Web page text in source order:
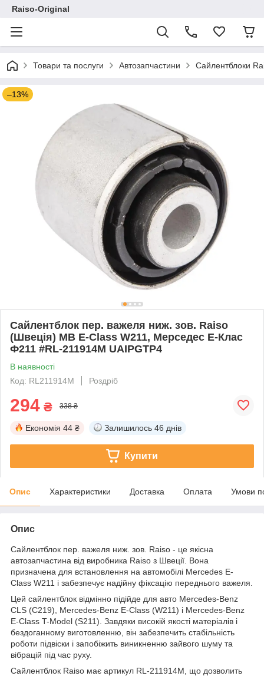
Raiso-Original
Товари та послуги Автозапчастини Сайлентблоки
–13%
Сайлентблок пер. важеля ниж. зов. Raiso
(Швеція) MB E-Class W211, Мерседес Е-Клас
Ф211 #RL-211914M UAIPGTP4
В наявності
Код: RL211914M
Роздріб
294 ₴ 338 ₴
Економія 44 ₴ Залишилось 46 днів
Купити
Опис Характеристики Доставка Оплата Умови
Опис
Сайлентблок пер. важеля ниж. зов. Raiso - це якісна
автозапчастина від виробника Raiso з Швеції. Вона
призначена для встановлення на автомобілі Mercedes E-
Class W211 і забезпечує надійну фіксацію переднього важеля.
Цей сайлентблок відмінно підійде для авто Mercedes-Benz
CLS (C219), Mercedes-Benz E-Class (W211) і Mercedes-Benz
E-Class T-Model (S211). Завдяки високій якості матеріалів і
бездоганному виготовленню, він забезпечить стабільність
роботи підвіски і запобіжить виникненню зайвого шуму та
вібрацій під час руху.
Сайлентблок Raiso має артикул RL-211914M, що дозволить